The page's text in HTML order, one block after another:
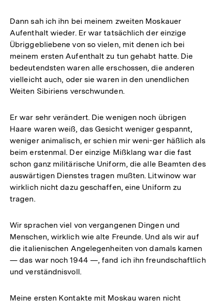
Dann sah ich ihn bei meinem zweiten Moskauer
Aufenthalt wieder. Er war tatsächlich der einzige
Übriggebliebene von so vielen, mit denen ich bei
meinem ersten Aufenthalt zu tun gehabt hatte. Die
bedeutendsten waren alle erschossen, die anderen
vielleicht auch, oder sie waren in den unendlichen
Weiten Sibiriens verschwunden.
Er war sehr verändert. Die wenigen noch übrigen
Haare waren weiß, das Gesicht weniger gespannt,
weniger animalisch, er schien mir weni-ger häßlich als
beim erstenmal. Der einzige Mißklang war die fast
schon ganz militärische Uniform, die alle Beamten des
auswärtigen Dienstes tragen mußten. Litwinow war
wirklich nicht dazu geschaffen, eine Uniform zu
tragen.
Wir sprachen viel von vergangenen Dingen und
Menschen, wirklich wie alte Freunde. Und als wir auf
die italienischen Angelegenheiten von damals kamen
— das war noch 1944 —, fand ich ihn freundschaftlich
und verständnisvoll.
Meine ersten Kontakte mit Moskau waren nicht